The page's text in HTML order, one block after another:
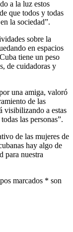
a la luz estos
que todos y todas
la sociedad”.
sobre la
en espacios
tiene un peso
de cuidadoras y
una amiga, valoró
de las
visibilizando a estas
las personas”.
de las mujeres de
hay algo de
para nuestra
marcados * son